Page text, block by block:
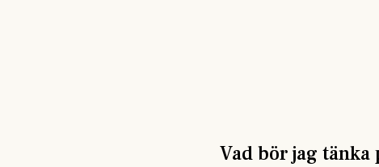
Vad bör jag tänka